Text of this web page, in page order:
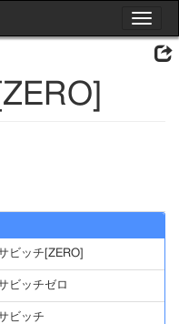
Toggle
ビッチ[ZERO]
ビッチゼロ
ビッチ